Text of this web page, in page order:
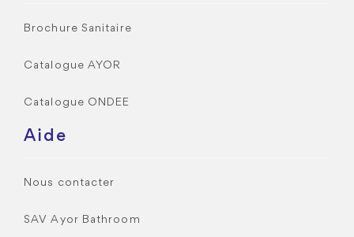
Brochure Sanitaire
Catalogue AYOR
Catalogue ONDEE
Aide
Nous contacter
SAV Ayor Bathroom